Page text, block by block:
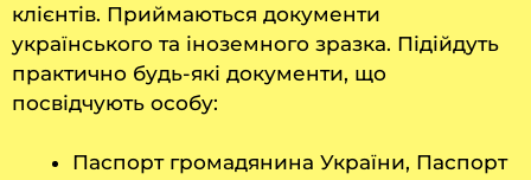
клієнтів. Приймаються документи
українського та іноземного зразка. Підійдуть
практично будь-які документи, що
посвідчують особу:
Паспорт громадянина України, Паспорт